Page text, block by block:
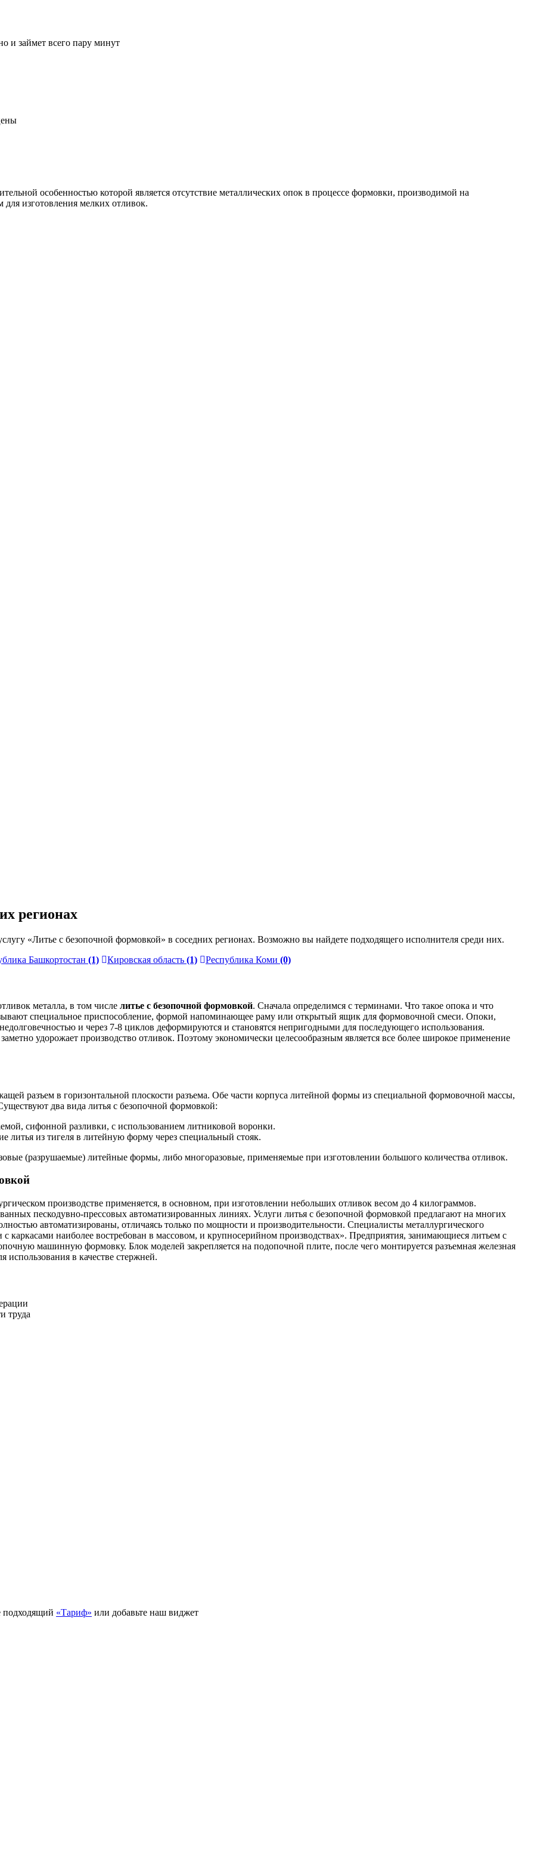
и займет всего пару минут
особенностью которой является отсутствие металлических опок в процессе формовки, производимой на
изготовления мелких отливок.
регионах
«Литье с безопочной формовкой» в соседних регионах. Возможно вы найдете подходящего исполнителя среди них.
Башкортостан (1) Кировская область (1) Республика Коми (0)
металла, в том числе литье с безопочной формовкой. Сначала определимся с терминами. Что такое опока и что
специальное приспособление, формой напоминающее раму или открытый ящик для формовочной смеси. Опоки,
и через 7-8 циклов деформируются и становятся непригодными для последующего использования.
удорожает производство отливок. Поэтому экономически целесообразным является все более широкое применение
разъем в горизонтальной плоскости разъема. Обе части корпуса литейной формы из специальной формовочной массы,
два вида литья с безопочной формовкой:
сифонной разливки, с использованием литниковой воронки.
литья из тигеля в литейную форму через специальный стояк.
(разрушаемые) литейные формы, либо многоразовые, применяемые при изготовлении большого количества отливок.
производстве применяется, в основном, при изготовлении небольших отливок весом до 4 килограммов.
пескодувно-прессовых автоматизированных линиях. Услуги литья с безопочной формовкой предлагают на многих
автоматизированы, отличаясь только по мощности и производительности. Специалисты металлургического
каркасами наиболее востребован в массовом, и крупносерийном производствах». Предприятия, занимающиеся литьем с
машинную формовку. Блок моделей закрепляется на подопочной плите, после чего монтируется разъемная железная
использования в качестве стержней.
подходящий «Тариф» или добавьте наш виджет